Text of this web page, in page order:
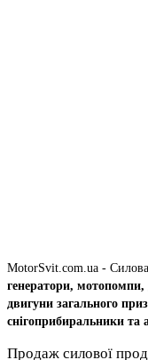
MotorSvit.com.ua - Силова
генератори, мотопомпи,
двигуни загального
снігоприбиральники та
Продаж силової